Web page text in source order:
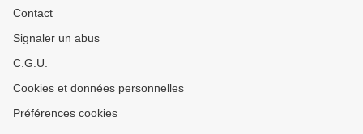
Contact
Signaler un abus
C.G.U.
Cookies et données personnelles
Préférences cookies